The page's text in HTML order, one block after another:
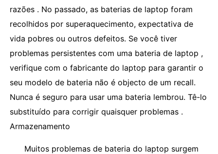
razões . No passado, as baterias de laptop foram
recolhidos por superaquecimento, expectativa de
vida pobres ou outros defeitos. Se você tiver
problemas persistentes com uma bateria de laptop ,
verifique com o fabricante do laptop para garantir o
seu modelo de bateria não é objecto de um recall.
Nunca é seguro para usar uma bateria lembrou. Tê-lo
substituído para corrigir quaisquer problemas .
Armazenamento
Muitos problemas de bateria do laptop surgem